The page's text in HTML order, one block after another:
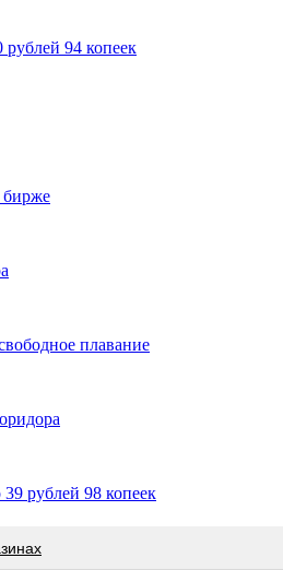
94 копеек
бирже
плавание
рублей 98 копеек